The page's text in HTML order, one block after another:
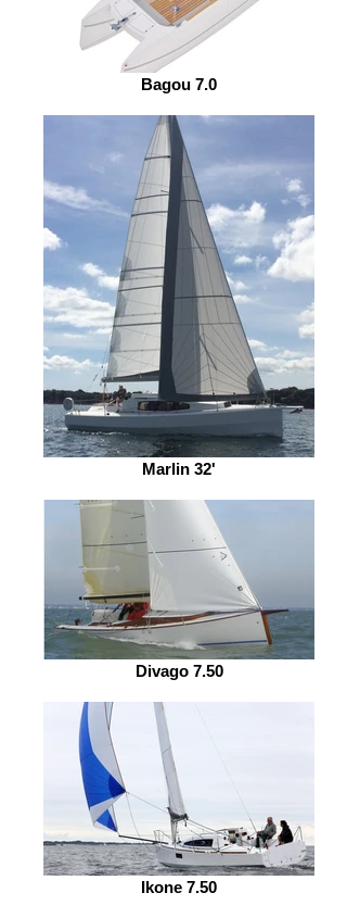
Bagou 7.0
Marlin 32'
Divago 7.50
Ikone 7.50